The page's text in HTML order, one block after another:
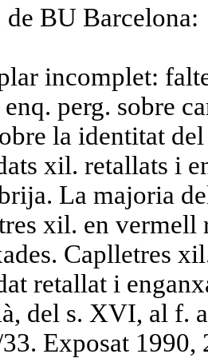
de BU Barcelona:
incomplet:
perg. sobre
la identitat
xil. retallats i
La majoria
xil. en vermell
Caplletres
retallat i
del s. XVI, al f.
Exposat 1990,